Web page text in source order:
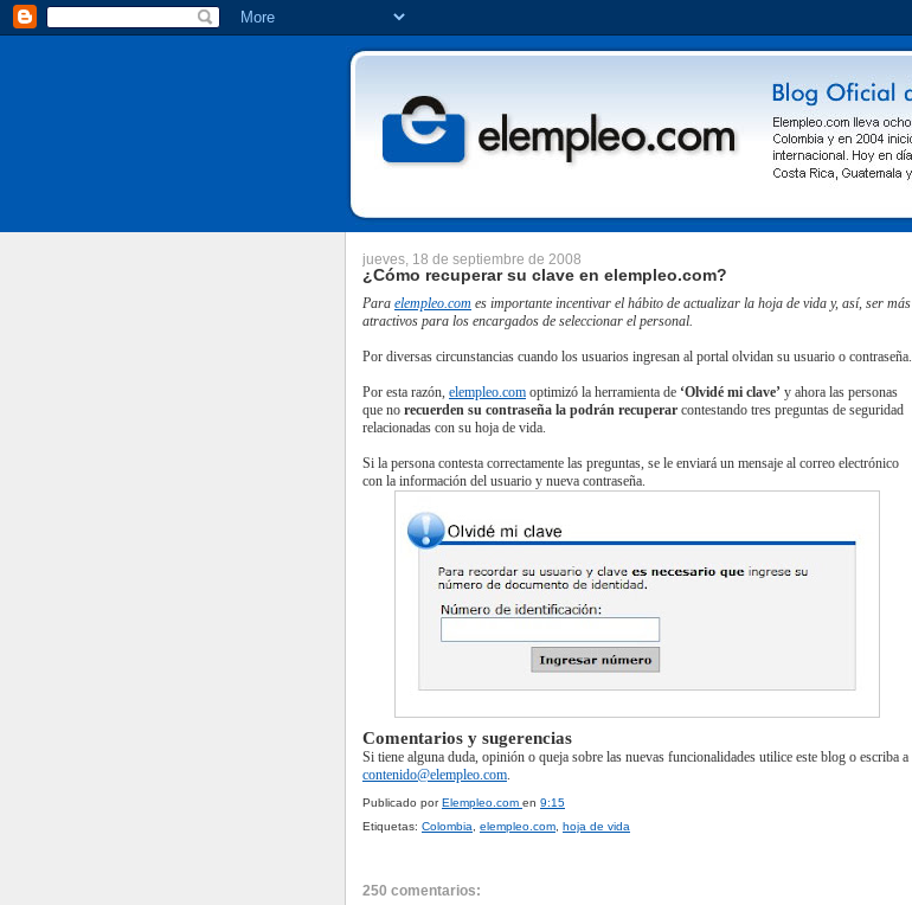
jueves, 18 de septiembre de 2008
¿Cómo recuperar su clave en elempleo.com?
Para elempleo.com es importante incentivar el hábito de actualizar la hoja de vida y, así, ser más
atractivos para los encargados de seleccionar el personal.
Por diversas circunstancias cuando los usuarios ingresan al portal olvidan su usuario o contraseña.
Por esta razón, elempleo.com optimizó la herramienta de ‘Olvidé mi clave’ y ahora las personas
que no recuerden su contraseña la podrán recuperar contestando tres preguntas de seguridad
relacionadas con su hoja de vida.
Si la persona contesta correctamente las preguntas, se le enviará un mensaje al correo electrónico
con la información del usuario y nueva contraseña.
Comentarios y sugerencias
Si tiene alguna duda, opinión o queja sobre las nuevas funcionalidades utilice este blog o escriba a
contenido@elempleo.com.
Publicado porElempleo.com en 9:15
Etiquetas: Colombia, elempleo.com, hoja de vida
250 comentarios: